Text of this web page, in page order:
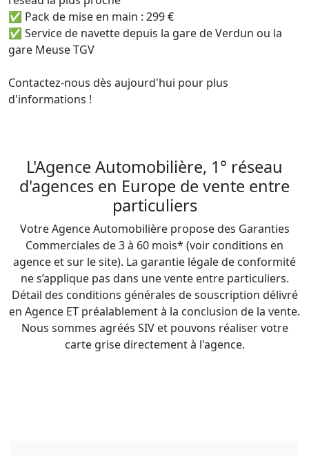
✅ Pack de mise en main : 299 €
✅ Service de navette depuis la gare de Verdun ou la
gare Meuse TGV
Contactez-nous dès aujourd'hui pour plus
d'informations !
L'Agence Automobilière, 1° réseau
d'agences en Europe de vente entre
particuliers
Votre Agence Automobilière propose des Garanties
Commerciales de 3 à 60 mois* (voir conditions en
agence et sur le site). La garantie légale de conformité
ne s’applique pas dans une vente entre particuliers.
Détail des conditions générales de souscription délivré
en Agence ET préalablement à la conclusion de la vente.
Nous sommes agréés SIV et pouvons réaliser votre
carte grise directement à l'agence.